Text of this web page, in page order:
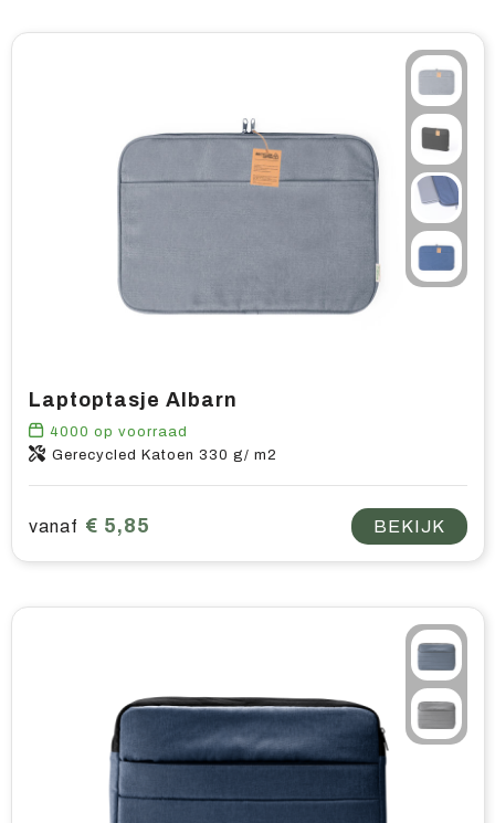
Laptoptasje Albarn
4000 op voorraad
Gerecycled Katoen 330 g/ m2
vanaf € 5,85 BEKIJK